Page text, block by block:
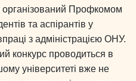
організований Профкомом
та аспірантів у
з адміністрацією ОНУ.
конкурс проводиться в
університеті вже не